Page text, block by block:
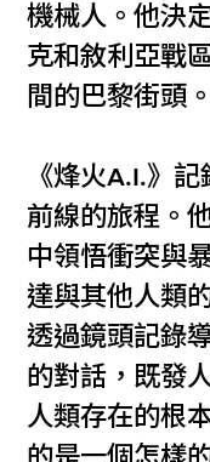
機械人。他決
克和敘利亞戰
間的巴黎街頭。
《烽火A.I.》
前線的旅程。
中領悟衝突與
達與其他人類
透過鏡頭記錄
的對話，既發
人類存在的根